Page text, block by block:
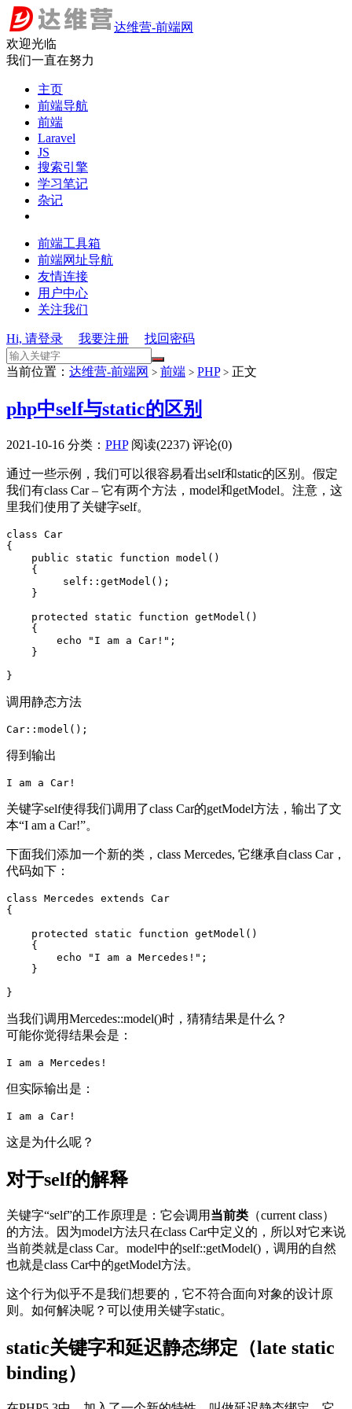
达维营-前端网
欢迎光临
我们一直在努力
主页
前端导航
前端
Laravel
JS
搜索引擎
学习笔记
杂记
前端工具箱
前端网址导航
友情连接
用户中心
关注我们
Hi, 请登录 我要注册 找回密码
当前位置： 达维营-前端网 > 前端 > PHP > 正文
php中self与static的区别
2021-10-16 分类： PHP 阅读(2237) 评论(0)
通过一些示例，我们可以很容易看出self和static的区别。假定
我们有class Car – 它有两个方法，model和getModel。注意，这
里我们使用了关键字self。
class Car
{
}
调用静态方法
Car::model();
得到输出
I am a Car!
关键字self使得我们调用了class Car的getModel方法，输出了文
本“I am a Car!”。
下面我们添加一个新的类，class Mercedes, 它继承自class Car，
代码如下：
class Mercedes extends Car
{
}
当我们调用Mercedes::model()时，猜猜结果是什么？
可能你觉得结果会是：
I am a Mercedes!
但实际输出是：
I am a Car!
这是为什么呢？
对于self的解释
关键字“self”的工作原理是：它会调用 当前类 （current class）
的方法。因为model方法只在class Car中定义的，所以对它来说
当前类就是class Car。model中的self::getModel()，调用的自然
也就是class Car中的getModel方法。
这个行为似乎不是我们想要的，它不符合面向对象的设计原
则。如何解决呢？可以使用关键字static。
static关键字和延迟静态绑定（late static
binding）